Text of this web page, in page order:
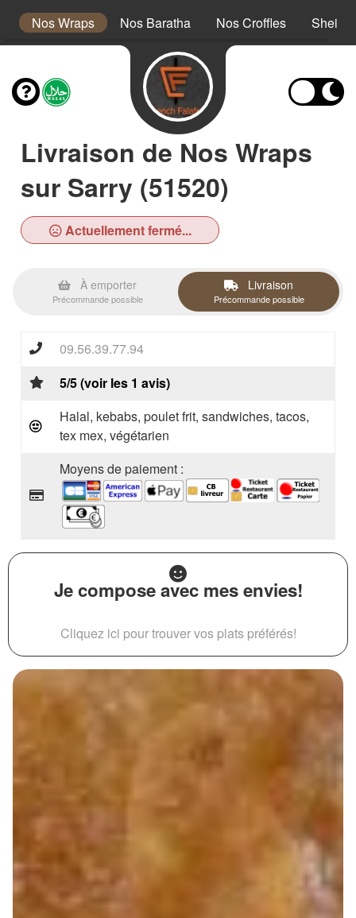
Nos Wraps Nos Baratha Nos Croffles
Livraison de Nos Wraps
sur Sarry (51520)
Actuellement fermé...
À emporter
Précommande possible
Livraison
Précommande possible
09.56.39.77.94
5/5 (voir les 1 avis)
Halal, kebabs, poulet frit, sandwiches, tacos,
tex mex, végétarien
Moyens de paiement :
Je compose avec mes envies!
Cliquez ici pour trouver vos plats préférés!